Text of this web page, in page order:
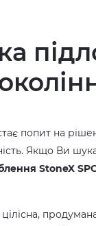
попит на
Якщо Ви
StoneX